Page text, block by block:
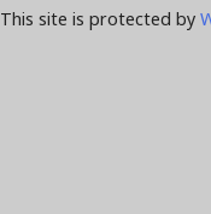
This site is protected by